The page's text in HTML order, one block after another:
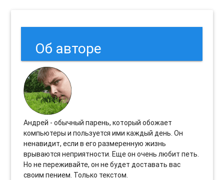
Об авторе
Андрей - обычный парень, который обожает
компьютеры и пользуется ими каждый день. Он
ненавидит, если в его размеренную жизнь
врываются неприятности. Еще он очень любит петь.
Но не переживайте, он не будет доставать вас
своим пением. Только текстом.